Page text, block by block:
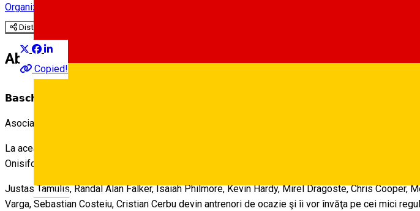
Deutsch
Organization
Distribuie
Copied!
About
𝗕𝗮𝘀𝗰𝗵𝗲𝘁𝗯𝗮𝗹𝗶ş𝘁𝗶𝗶 𝗖𝗦𝗨 𝗦𝗶𝗯𝗶𝘂 𝗱𝗲𝘃𝗶𝗻 𝗮𝗻𝘁𝗿𝗲𝗻𝗼𝗿𝗶 𝗱𝗲 𝗼𝗰𝗮𝘇𝗶𝗲 î𝗻 ş𝗰𝗼𝗹𝗶𝗹𝗲 𝘀𝗶𝗯𝗶𝗲𝗻𝗲
Asociaţia suporterilor sibieni „Al 6-lea jucător” împreună cu BC CSU Sibiu va desfăşura marţi,
La această acţiune vor participa toţi jucătorii echipei BC CSU Sibiu, care vor fi prezenţi în şcolile:
Onisifor Ghibu, Liceul Teoretic Constantin Noica, Colegiul Naţional Octavian Goga.
Justas Tamulis, Randal Alan Falker, Isaiah Philmore, Kevin Hardy, Mirel Dragoste, Chris Cooper,
Varga, Sebastian Costeiu, Cristian Cerbu devin antrenori de ocazie şi îi vor învăţa pe cei mici